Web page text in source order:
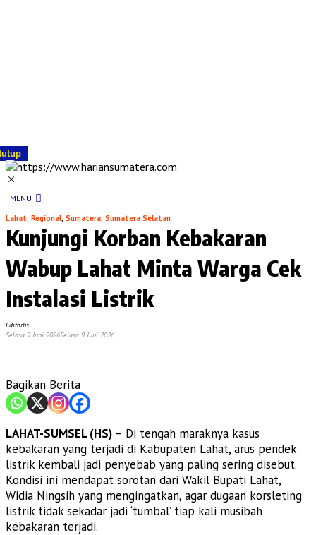
MENU
Lahat, Regional, Sumatera, Sumatera Selatan
Kunjungi Korban Kebakaran
Wabup Lahat Minta Warga Cek
Instalasi Listrik
Editorhs
Selasa 9 Juni 2026Selasa 9 Juni 2026
Bagikan Berita
LAHAT-SUMSEL (HS) – Di tengah maraknya kasus
kebakaran yang terjadi di Kabupaten Lahat, arus pendek
listrik kembali jadi penyebab yang paling sering disebut.
Kondisi ini mendapat sorotan dari Wakil Bupati Lahat,
Widia Ningsih yang mengingatkan, agar dugaan korsleting
listrik tidak sekadar jadi ‘tumbal’ tiap kali musibah
kebakaran terjadi.